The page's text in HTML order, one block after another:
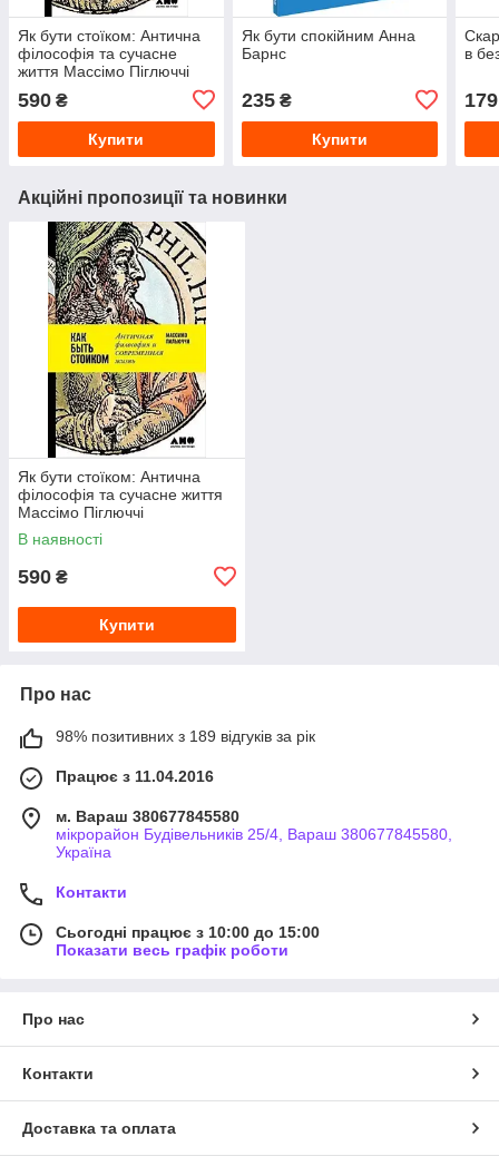
Як бути стоїком: Антична
філософія та сучасне
життя Массімо Піглюччі
590 ₴
Купити
Як бути спокійним Анна
Барнс
235₴
Купити
в
179
Акційні пропозиції та новинки
Як бути стоїком: Антична
філософія та сучасне життя
Массімо Піглюччі
В наявності
590 ₴
Купити
Про нас
98% позитивних з 189 відгуків за рік
Працює з 11.04.2016
м. Вараш 380677845580
мікрорайон Будівельників 25/4, Вараш 380677845580,
Україна
Контакти
Сьогодні працює з 10:00 до 15:00
Показати весь графік роботи
Про нас
Контакти
Доставка та оплата